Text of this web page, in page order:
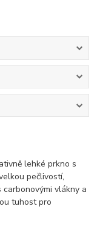
lehké prkno s
pečlivostí,
vlákny a
tuhost pro